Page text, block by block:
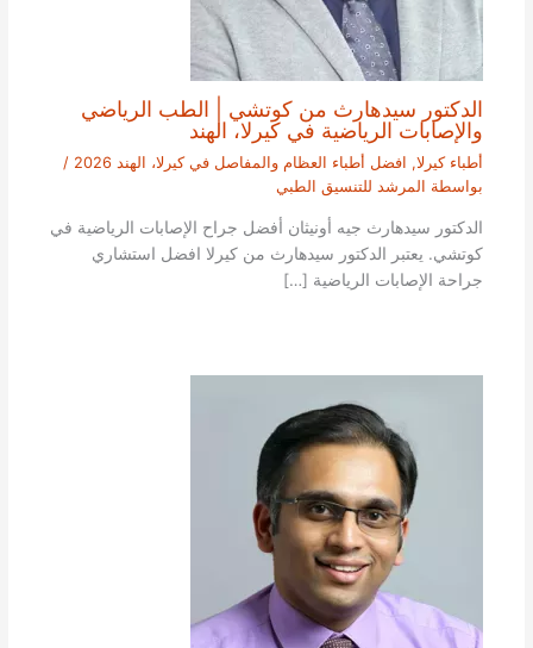
الدكتور سيدهارث من كوتشي | الطب الرياضي
والإصابات الرياضية في كيرلا، الهند
أطباء كيرلا, افضل أطباء العظام والمفاصل في كيرلا، الهند 2026
/
بواسطة المرشد للتنسيق الطبي
الدكتور سيدهارث جيه أونيثان أفضل جراح الإصابات الرياضية في
كوتشي. يعتبر الدكتور سيدهارث من كيرلا افضل استشاري
جراحة الإصابات الرياضية […]